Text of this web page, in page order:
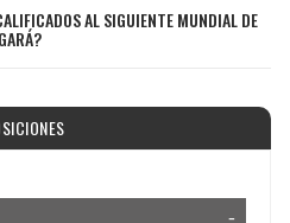
AL SIGUIENTE MUNDIAL DE